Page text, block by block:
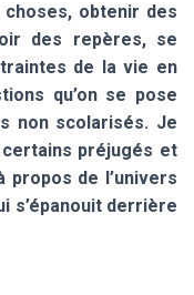
obtenir des
des repères, se
de la vie en
qu’on se pose
non scolarisés. Je
préjugés et
propos de l’univers
s’épanouit derrière